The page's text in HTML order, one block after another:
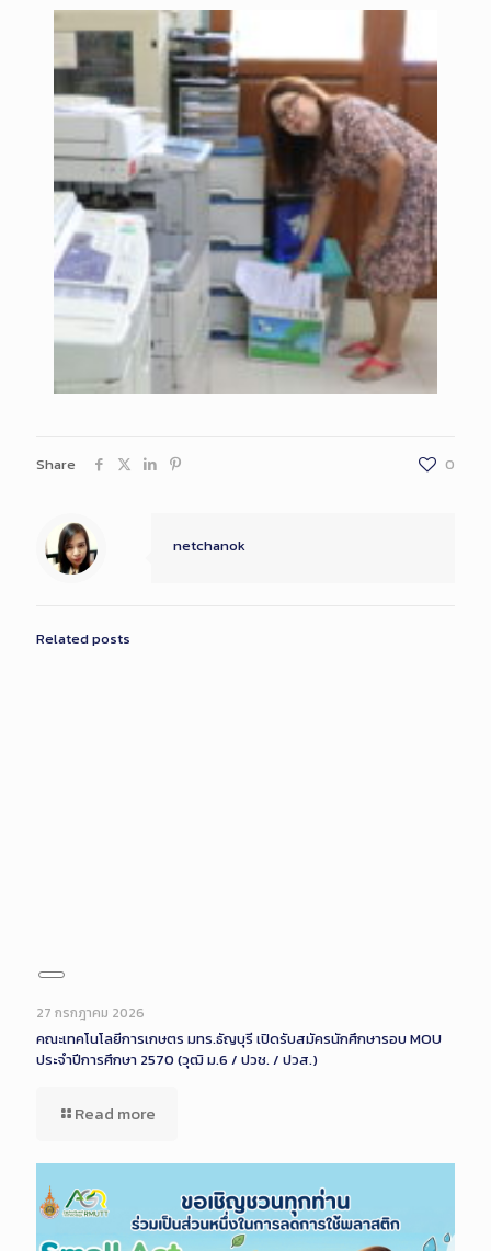
Share 0
netchanok
Related posts
Long
Description
27 กรกฎาคม 2026
คณะเทคโนโลยีการเกษตร มทร.ธัญบุรี เปิดรับสมัครนักศึกษารอบ MOU
ประจำปีการศึกษา 2570 (วุฒิ ม.6 / ปวช. / ปวส.)
Read more